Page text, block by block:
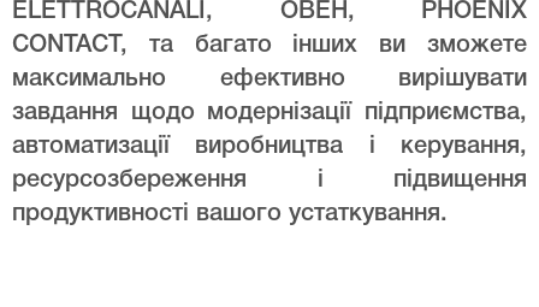
ELETTROCANALI, ОВЕН, PHOENIX
CONTACT, та багато інших ви зможете
максимально ефективно вирішувати
завдання щодо модернізації підприємства,
автоматизації виробництва і керування,
ресурсозбереження і підвищення
продуктивності вашого устаткування.